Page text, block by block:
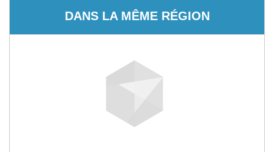
DANS LA MÊME RÉGION